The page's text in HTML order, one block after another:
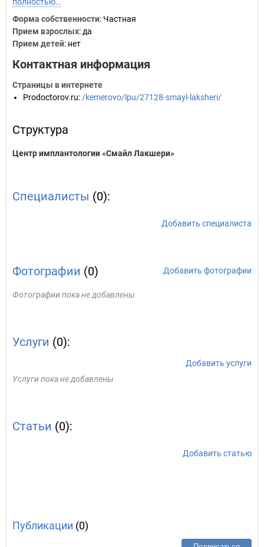
Форма собственности: Частная
Прием взрослых: да
Прием детей: нет
Контактная информация
Страницы в интернете
Prodoctorov.ru: /kemerovo/lpu/27128-smayl-laksheri/
Структура
Центр имплантологии «Смайл Лакшери»
Специалисты (0):
Добавить специалиста
Фотографии (0) Добавить фотографии
Фотографии пока не добавлены
Услуги (0):
Добавить услуги
Услуги пока не добавлены
Статьи (0):
Добавить статью
Публикации (0)